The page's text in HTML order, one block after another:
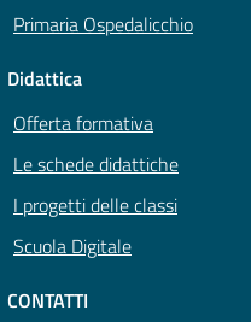
Primaria Ospedalicchio
Didattica
Offerta formativa
Le schede didattiche
I progetti delle classi
Scuola Digitale
CONTATTI